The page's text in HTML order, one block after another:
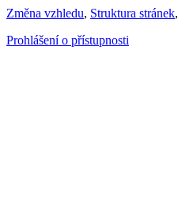
Změna vzhledu, Struktura stránek,
Prohlášení o přístupnosti